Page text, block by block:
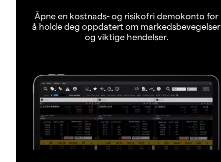
Åpne en kostnads- og risikofri demokonto for
å holde deg oppdatert om markedsbevegelser
og viktige hendelser.